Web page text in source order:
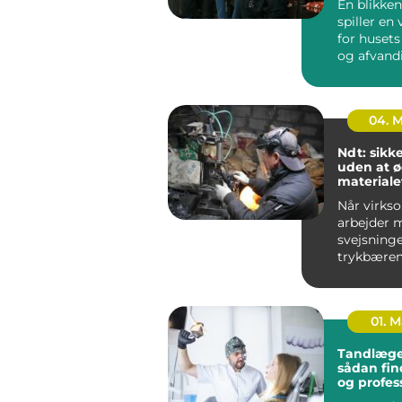
En
spiller en
for
og
04.
Ndt:
uden at
Når
arbejder
fe...
01.
sådan
og